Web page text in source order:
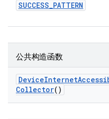
SUCCESS_PATTERN
公共构造函数
DeviceInternet
Collector()